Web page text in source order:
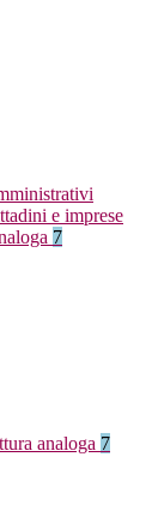
e imprese
7
analoga 7